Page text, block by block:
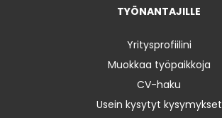
TYÖNANTAJILLE
Yritysprofiilini
Muokkaa työpaikkoja
CV-haku
Usein kysytyt kysymykset